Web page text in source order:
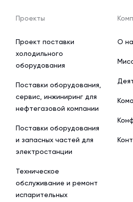
Проекты
Проект поставки
холодильного
оборудования
Поставки оборудования,
сервис, инжиниринг для
нефтегазовой компании
Поставки оборудования
и запасных частей для
электростанции
Техническое
обслуживание и ремонт
испарительных
О